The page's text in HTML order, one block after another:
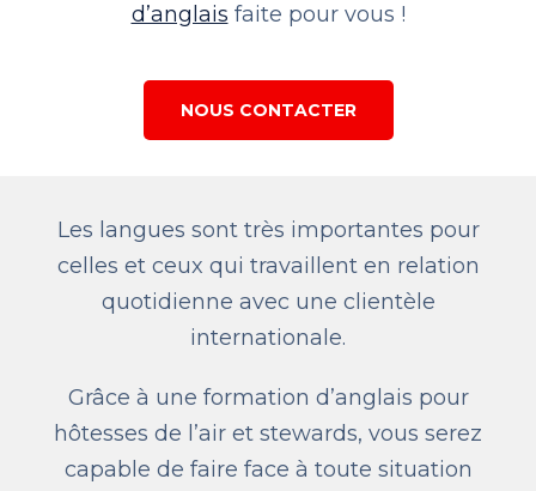
d’anglais faite pour vous !
NOUS CONTACTER
Les langues sont très importantes pour
celles et ceux qui travaillent en relation
quotidienne avec une clientèle
internationale.
Grâce à une formation d’anglais pour
hôtesses de l’air et stewards, vous serez
capable de faire face à toute situation